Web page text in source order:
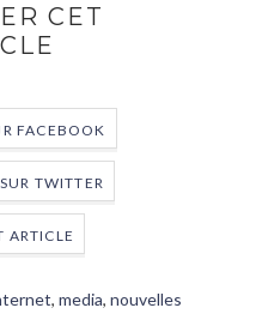
CET
FACEBOOK
TWITTER
ARTICLE
, media, nouvelles